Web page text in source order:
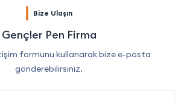
Bize Ulaşın
Gençler Pen Firma
formunu kullanarak bize e-posta
gönderebilirsiniz.